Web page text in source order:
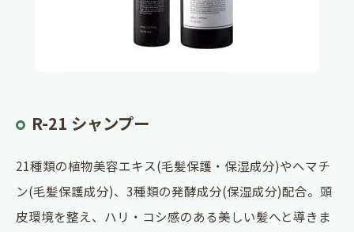
R-21 シャンプー
21種類の植物美容エキス(毛髪保護・保湿成分)やヘマチ
ン(毛髪保護成分)、3種類の発酵成分(保湿成分)配合。頭
皮環境を整え、ハリ・コシ感のある美しい髪へと導きま